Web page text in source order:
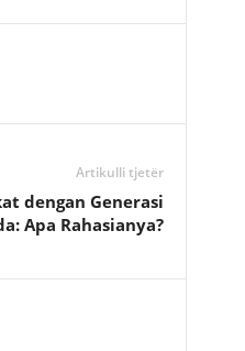
Artikulli tjetër
dengan Generasi
Apa Rahasianya?